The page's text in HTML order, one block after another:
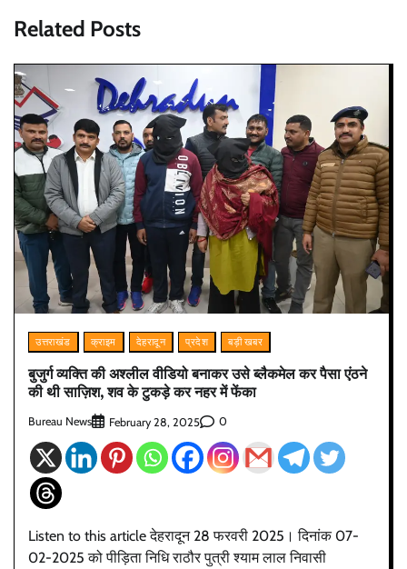
Related Posts
उत्तराखंड क्राइम देहरादून प्रदेश बड़ी खबर
बुजुर्ग व्यक्ति की अश्लील वीडियो बनाकर उसे ब्लैकमेल कर पैसा एंठने
की थी साज़िश, शव के टुकड़े कर नहर‌ में फेंका
Bureau News February 28, 2025 0
Listen to this article देहरादून 28 फरवरी 2025। दिनांक 07-
02-2025 को पीड़िता निधि राठौर पुत्री श्याम लाल निवासी